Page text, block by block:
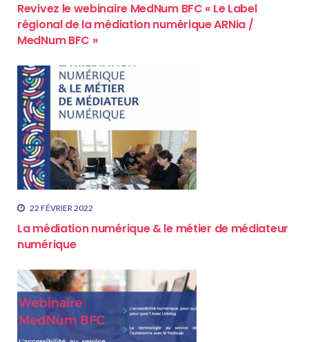
Revivez le webinaire MedNum BFC « Le Label
régional de la médiation numérique ARNia /
MedNum BFC »
22 FÉVRIER 2022
La médiation numérique & le métier de médiateur
numérique